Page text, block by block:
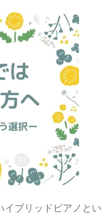
イブリッドピアノとい